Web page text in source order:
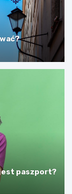
paszport?